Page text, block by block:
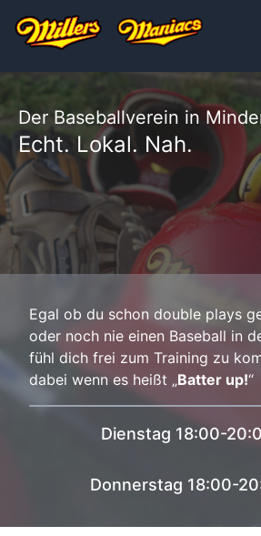
Der Baseballverein in
Echt. Lokal. Nah.
Egal ob du schon double plays
oder noch nie einen Baseball in
fühl dich frei zum Training zu
dabei wenn es heißt „Batter up!“
Dienstag 18:00-
Donnerstag 18:00-